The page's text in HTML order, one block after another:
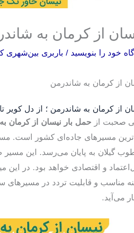
از کرمان به
خود را بنویسید / باربری بین‌شهری
از کرمان به شاندرمن
از کرمان به شاندرمن ؛ از دل کویر
صحبت از حمل بار نیسان از کرمان
مسیرهای جاده‌ای کشور است.
گیلان به پایان می‌رسد. این مسیر
و اقتصادی خواهد بود. در این
مناسب و قابلیت تردد در
می‌آید.